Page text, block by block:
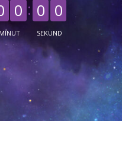
0
MINUT
0 0
SEKUND